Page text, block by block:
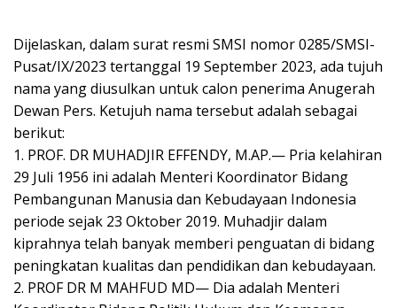
Dijelaskan, dalam surat resmi SMSI nomor 0285/SMSI-
Pusat/IX/2023 tertanggal 19 September 2023, ada tujuh
nama yang diusulkan untuk calon penerima Anugerah
Dewan Pers. Ketujuh nama tersebut adalah sebagai
berikut:
1. PROF. DR MUHADJIR EFFENDY, M.AP.— Pria kelahiran
29 Juli 1956 ini adalah Menteri Koordinator Bidang
Pembangunan Manusia dan Kebudayaan Indonesia
periode sejak 23 Oktober 2019. Muhadjir dalam
kiprahnya telah banyak memberi penguatan di bidang
peningkatan kualitas dan pendidikan dan kebudayaan.
2. PROF DR M MAHFUD MD— Dia adalah Menteri